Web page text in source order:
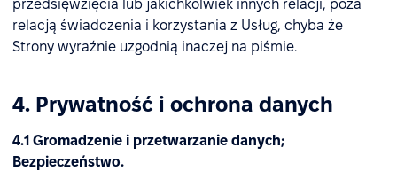
przedsięwzięcia lub jakichkolwiek innych relacji, poza
relacją świadczenia i korzystania z Usług, chyba że
Strony wyraźnie uzgodnią inaczej na piśmie.
4. Prywatność i ochrona danych
4.1 Gromadzenie i przetwarzanie danych;
Bezpieczeństwo.